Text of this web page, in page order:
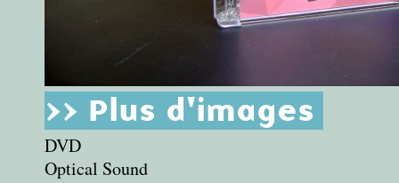
>> Plus d'images
DVD
Optical Sound